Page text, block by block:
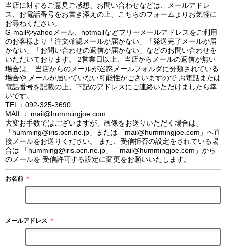
当店に対するご意見ご感想、お問い合わせなどは、メールアドレ
ス、お電話番号をお書き添えの上、こちらのフォームよりお気軽に
お尋ねください。
G-mailやyahooメール、hotmailなどフリーメールアドレスをご利用
のお客様より「注文確認メールが届かない」「発送完了メールが届
かない」「お問い合わせの返信が届かない」などのお問い合わせを
いただいております。 2営業日以上、当店からメールの返信が無い
場合は、 当店からのメールが迷惑メールフォルダに分類されている
場合や メールが届いていない可能性がございますので お電話または
電話番号を記載の上、下記のアドレスにご連絡いただけましたら幸
いです。
TEL：092-325-3690
MAIL： mail@hummingjoe.com
大変お手数ではございますが、画像をお送りいただく場合は、
「humming@iris.ocn.ne.jp」または「mail@hummingjoe.com」へ直
接メールをお送りください。 また、受信拒否の設定をされている場
合は 「humming@iris.ocn.ne.jp」「mail@hummingjoe.com」から
のメールを 受信許可する設定に変更をお願いいたします。
お名前 ＊
メールアドレス ＊